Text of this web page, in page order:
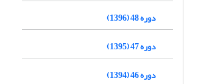
دوره 48 (1396)
دوره 47 (1395)
دوره 46 (1394)